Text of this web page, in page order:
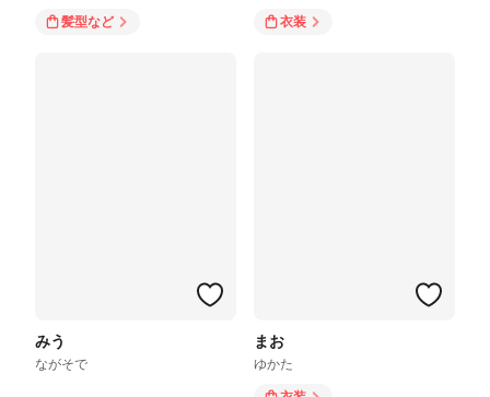
髪型など
衣装
みう
ながそで
まお
ゆかた